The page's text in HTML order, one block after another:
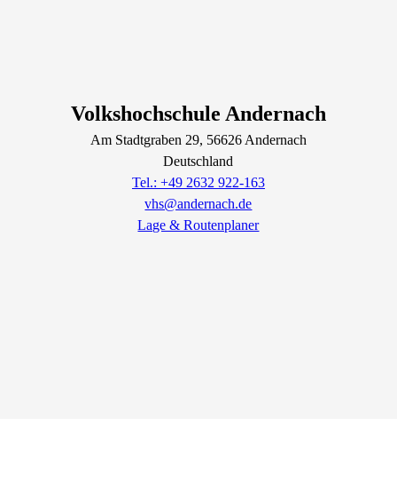
Volkshochschule Andernach
Am Stadtgraben 29, 56626 Andernach
Deutschland
Tel.: +49 2632 922-163
vhs@andernach.de
Lage & Routenplaner